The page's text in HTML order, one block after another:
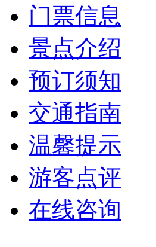
门票信息
景点介绍
预订须知
交通指南
温馨提示
游客点评
在线咨询